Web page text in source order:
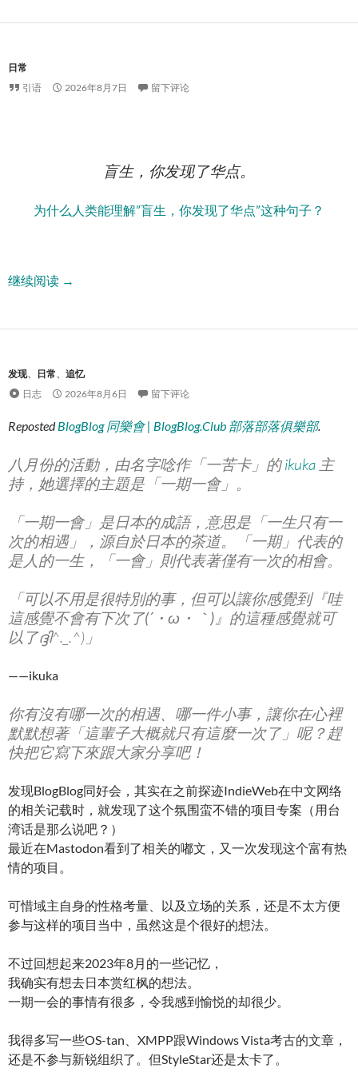
日常
引语
2026年8月7日 留下评论
盲生，你发现了华点。
为什么人类能理解”盲生，你发现了华点”这种句子？
继续阅读盲生，你发现了华点。
→
发现、 日常、 追忆
日志
2026年8月6日 留下评论
RepostedBlogBlog 同樂會 | BlogBlog.Club 部落部落俱樂部.
八月份的活動，由名字唸作「一苦卡」的ikuka 主
持，她選擇的主題是「一期一會」。
「一期一會」是日本的成語，意思是「一生只有一
次的相遇」，源自於日本的茶道。「一期」代表的
是人的一生，「一會」則代表著僅有一次的相會。
「可以不用是很特別的事，但可以讓你感覺到『哇
這感覺不會有下次了(´・ω・｀) 』的這種感覺就可
以了ദ്ദി^._.^)」
——ikuka
你有沒有哪一次的相遇、哪一件小事，讓你在心裡
默默想著「這輩子大概就只有這麼一次了」呢？趕
快把它寫下來跟大家分享吧！
发现BlogBlog同好会，其实在之前探迹IndieWeb在中文网络
的相关记载时，就发现了这个氛围蛮不错的项目专案（用台
湾话是那么说吧？）
最近在Mastodon看到了相关的嘟文，又一次发现这个富有热
情的项目。
可惜域主自身的性格考量、以及立场的关系，还是不太方便
参与这样的项目当中，虽然这是个很好的想法。
不过回想起来2023年8月的一些记忆，
我确实有想去日本赏红枫的想法。
一期一会的事情有很多，令我感到愉悦的却很少。
我得多写一些OS-tan、XMPP跟Windows Vista考古的文章，
还是不参与新锐组织了。但StyleStar还是太卡了。